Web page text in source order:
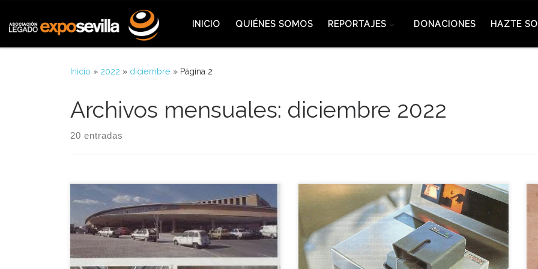
INICIO QUIÉNES SOMOS REPORTAJES DONACIONES HAZTE
Inicio » 2022 » diciembre » Página 2
Archivos mensuales: diciembre 2022
20 entradas
A propuesta del Ministerio de Transportes, Turismo
y Comunicaciones, el Consejo de Ministros aprobó
durante aquella reunión del 23 de diciembre de
1987 las inversiones de casi treinta y cinco mil
millones de pesetas para la realización de obras de
El sistema de canje de la tarjeta Expo por la del
pase definitivo de temporada se presentó aquel 20
de diciembre de 1991 en un acto en el que se
entregó el primer pase de temporada a Ángel
Martínez Tarín, poseedor de la primera tarjeta que